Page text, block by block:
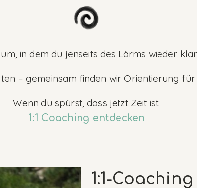
in dem du jenseits des Lärms wieder
– gemeinsam finden wir Orientierung
Wenn du spürst, dass jetzt Zeit ist:
1:1 Coaching entdecken
1:1-